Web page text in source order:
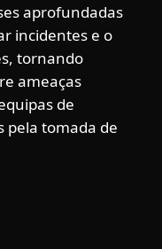
aprofundadas
incidentes e o
tornando
ameaças
de
pela tomada de